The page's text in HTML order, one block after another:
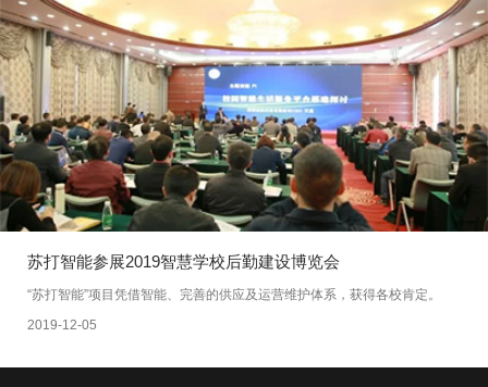
苏打智能参展2019智慧学校后勤建设博览会
“苏打智能”项目凭借智能、完善的供应及运营维护体系，获得各校肯定。
2019-12-05